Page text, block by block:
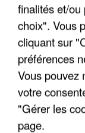
finalités et/
choix". Vous
cliquant sur
préférences
Vous pouvez
votre
"Gérer les
page.